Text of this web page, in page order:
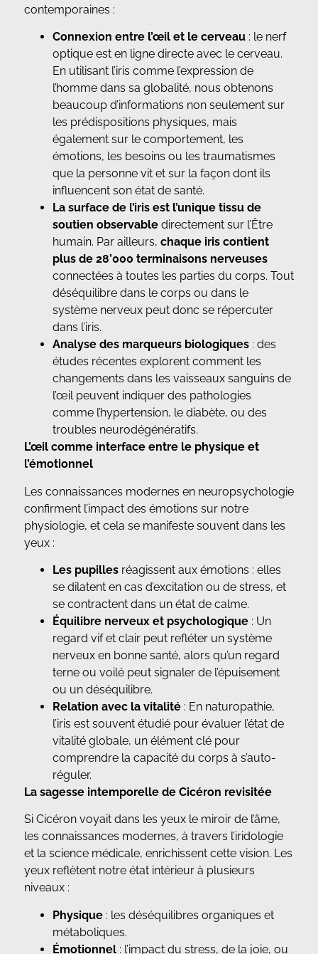
contemporaines :
Connexion entre l’œil et le cerveau : le nerf
optique est en ligne directe avec le cerveau.
En utilisant l’iris comme l’expression de
l’homme dans sa globalité, nous obtenons
beaucoup d’informations non seulement sur
les prédispositions physiques, mais
également sur le comportement, les
émotions, les besoins ou les traumatismes
que la personne vit et sur la façon dont ils
influencent son état de santé.
La surface de l’iris est l’unique tissu de
soutien observable directement sur l’Être
humain. Par ailleurs, chaque iris contient
plus de 28’000 terminaisons nerveuses
connectées à toutes les parties du corps. Tout
déséquilibre dans le corps ou dans le
système nerveux peut donc se répercuter
dans l’iris.
Analyse des marqueurs biologiques : des
études récentes explorent comment les
changements dans les vaisseaux sanguins de
l’œil peuvent indiquer des pathologies
comme l’hypertension, le diabète, ou des
troubles neurodégénératifs.
L’œil comme interface entre le physique et
l’émotionnel
Les connaissances modernes en neuropsychologie
confirment l’impact des émotions sur notre
physiologie, et cela se manifeste souvent dans les
yeux :
Les pupilles réagissent aux émotions : elles
se dilatent en cas d’excitation ou de stress, et
se contractent dans un état de calme.
Équilibre nerveux et psychologique : Un
regard vif et clair peut refléter un système
nerveux en bonne santé, alors qu’un regard
terne ou voilé peut signaler de l’épuisement
ou un déséquilibre.
Relation avec la vitalité : En naturopathie,
l’iris est souvent étudié pour évaluer l’état de
vitalité globale, un élément clé pour
comprendre la capacité du corps à s’auto-
réguler.
La sagesse intemporelle de Cicéron revisitée
Si Cicéron voyait dans les yeux le miroir de l’âme,
les connaissances modernes, à travers l’iridologie
et la science médicale, enrichissent cette vision. Les
yeux reflètent notre état intérieur à plusieurs
niveaux :
Physique : les déséquilibres organiques et
métaboliques.
Émotionnel : l’impact du stress, de la joie, ou